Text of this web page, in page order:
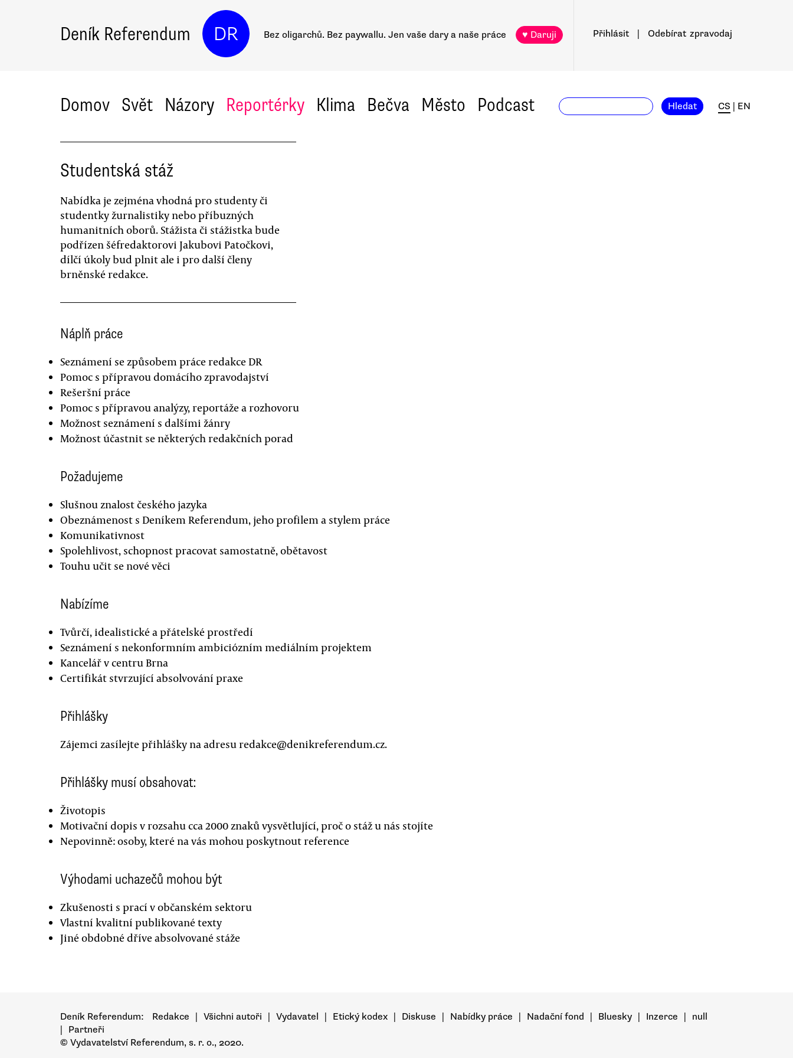
Deník Referendum DR Bez oligarchů. Bez paywallu. Jen vaše dary a naše práce ♥ Daruji Přihlásit Odebírat zpravodaj
Domov Svět Názory Reportérky Klima Bečva Město Podcast Hledat CS EN
Studentská stáž
Nabídka je zejména vhodná pro studenty či
studentky žurnalistiky nebo příbuzných
humanitních oborů. Stážista či stážistka bude
podřízen šéfredaktorovi Jakubovi Patočkovi,
dílčí úkoly bud plnit ale i pro další členy
brněnské redakce.
Náplň práce
Seznámení se způsobem práce redakce DR
Pomoc s přípravou domácího zpravodajství
Rešeršní práce
Pomoc s přípravou analýzy, reportáže a rozhovoru
Možnost seznámení s dalšími žánry
Možnost účastnit se některých redakčních porad
Požadujeme
Slušnou znalost českého jazyka
Obeznámenost s Deníkem Referendum, jeho profilem a stylem práce
Komunikativnost
Spolehlivost, schopnost pracovat samostatně, obětavost
Touhu učit se nové věci
Nabízíme
Tvůrčí, idealistické a přátelské prostředí
Seznámení s nekonformním ambiciózním mediálním projektem
Kancelář v centru Brna
Certifikát stvrzující absolvování praxe
Přihlášky
Zájemci zasílejte přihlášky na adresu redakce@denikreferendum.cz.
Přihlášky musí obsahovat:
Životopis
Motivační dopis v rozsahu cca 2000 znaků vysvětlující, proč o stáž u nás stojíte
Nepovinně: osoby, které na vás mohou poskytnout reference
Výhodami uchazečů mohou být
Zkušenosti s prací v občanském sektoru
Vlastní kvalitní publikované texty
Jiné obdobné dříve absolvované stáže
Deník Referendum: Redakce Všichni autoři Vydavatel Etický kodex Diskuse Nabídky práce Nadační fond Bluesky Inzerce
null
Partneři
© Vydavatelství Referendum, s. r. o., 2020.